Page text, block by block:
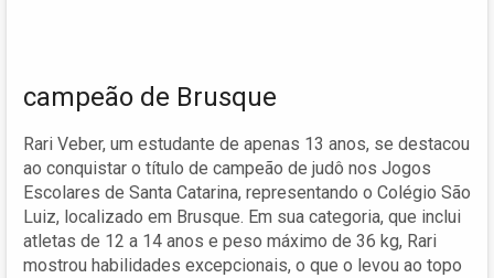
campeão de Brusque
Rari Veber, um estudante de apenas 13 anos, se destacou
ao conquistar o título de campeão de judô nos Jogos
Escolares de Santa Catarina, representando o Colégio São
Luiz, localizado em Brusque. Em sua categoria, que inclui
atletas de 12 a 14 anos e peso máximo de 36 kg, Rari
mostrou habilidades excepcionais, o que o levou ao topo